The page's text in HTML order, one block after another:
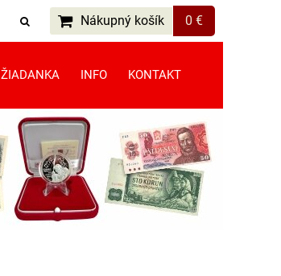
Nákupný košík 0 €
ŽIADANKA INFO KONTAKT